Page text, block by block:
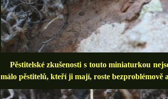
Pěstitelské zkušenosti s touto miniaturkou
málo pěstitelů, kteří ji mají, roste bezproblémově